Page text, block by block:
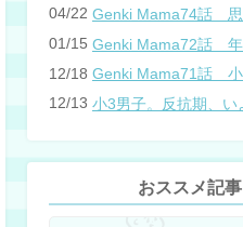
04/22
01/15
12/18
12/13
おススメ記事